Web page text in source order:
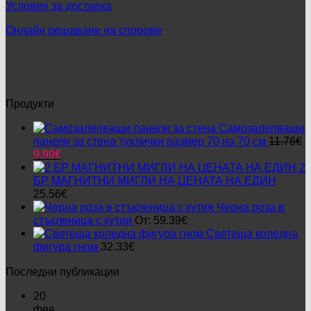
on
the
Условия за доставка
Онлайн решаване на спорове
Продукти
Самозалепващи
панели за стена тухлички размер 70 на 70 см 11.76€
Original
price
was:
11.76€.
9.99€Текущата
цена
е:
9.99€.
2
БР МАГНИТНИ МИГЛИ НА ЦЕНАТА НА ЕДИН
25.56€
Черна роза в
стъкленица с кутия От: 59.39€
Светеща коледна
фигура гном 32.33€
Последни публикации
20